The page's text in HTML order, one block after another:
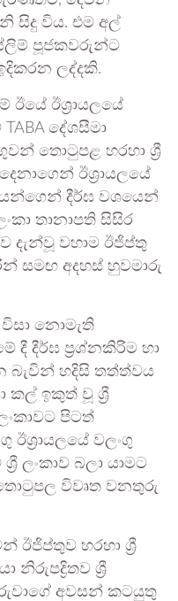
සිදු විය. එම අල්
පූජකවරුන්ට
ලද්දකි.
ඊයේ ඊශ්‍රායලයේ
දේශසීමා
තොටුපළ හරහා ශ්‍රී
ඊශ්‍රායලයේ
දීර්ඝ වශයෙන්
තානාපති සිසිර
දැන්වූ වහාම ඊජිප්තු
සමඟ අදහස් හුවමාරු
විසා නොමැති
දී දීර්ඝ ප්‍රශ්නකිරිම හා
බැවින් හදිසි තත්ත්වය
කල් ඉකුත් වූ ශ්‍රී
පිටත්
වලංගු
ලංකාව බලා යාමට
විවෘත වනතුරු
ඊජිප්තුව හරහා ශ්‍රී
නිරුපද්‍රිතව ශ්‍රී
අවසන් කටයුතු